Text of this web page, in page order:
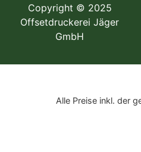
Copyright © 2025
Offsetdruckerei Jäger
GmbH
Alle Preise inkl. der